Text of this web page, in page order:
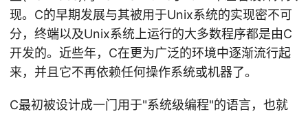
现。C的早期发展与其被用于Unix系统的实现密不可
分，终端以及Unix系统上运行的大多数程序都是由C
开发的。近些年，C在更为广泛的环境中逐渐流行起
来，并且它不再依赖任何操作系统或机器了。
C最初被设计成一门用于"系统级编程"的语言，也就